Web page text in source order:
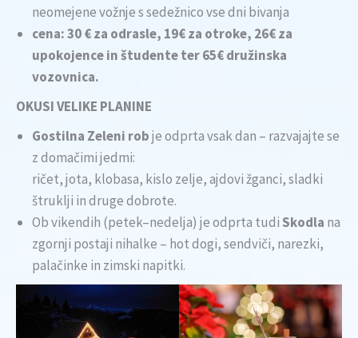
neomejene vožnje s sedežnico vse dni bivanja
cena: 30 € za odrasle, 19€ za otroke, 26€ za
upokojence in študente ter 65€ družinska
vozovnica.
OKUSI VELIKE PLANINE
Gostilna Zeleni robje odprta vsak dan – razvajajte se
z domačimi jedmi:
ričet, jota, klobasa, kislo zelje, ajdovi žganci, sladki
štruklji in druge dobrote.
Ob vikendih (petek–nedelja) je odprta tudi Skodla na
zgornji postaji nihalke – hot dogi, sendviči, narezki,
palačinke in zimski napitki.